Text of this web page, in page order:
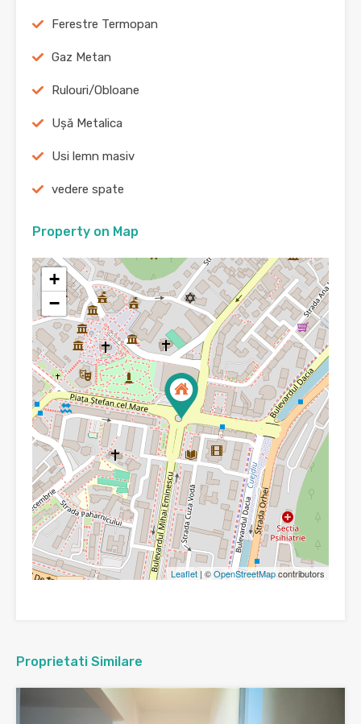
Ferestre Termopan
Gaz Metan
Rulouri/Obloane
Ușă Metalica
Usi lemn masiv
vedere spate
Property on Map
+
−
Leaflet | ©OpenStreetMapcontributors
Proprietati Similare